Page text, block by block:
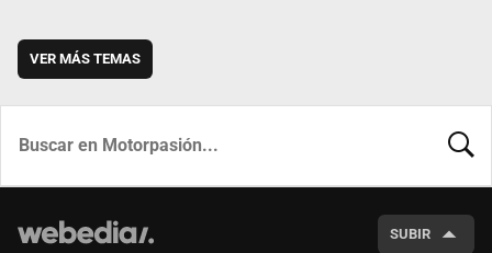
VER MÁS TEMAS
SUBIR